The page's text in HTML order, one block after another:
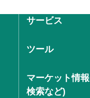
サービス
ツール
マーケット情
検索など)